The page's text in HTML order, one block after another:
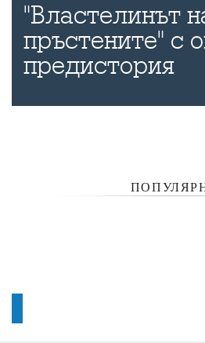
"Властелинът
пръстените" с
предистория